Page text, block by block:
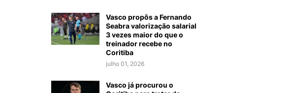
Vasco propôs a Fernando
Seabra valorização salarial
3 vezes maior do que o
treinador recebe no
Coritiba
julho 01, 2026
Vasco já procurou o